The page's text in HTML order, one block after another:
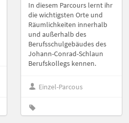
In diesem Parcours lernt ihr
die wichtigsten Orte und
Räumlichkeiten innerhalb
und außerhalb des
Berufsschulgebäudes des
Johann-Conrad-Schlaun
Berufskollegs kennen.
Einzel-Parcous